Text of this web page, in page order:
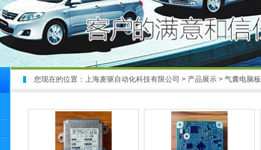
您现在的位置： 上海麦驱自动化科技有限公司 > 产品展示 > 气囊电脑板